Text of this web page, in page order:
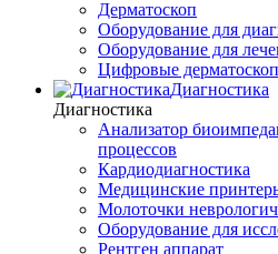
Дерматоскоп
Оборудование для
Оборудование для
Цифровые
Диагностика
Диагностика
Анализатор
процессов
Кардиодиагностика
Медицинские
Молоточки
Оборудование для
Рентген аппарат